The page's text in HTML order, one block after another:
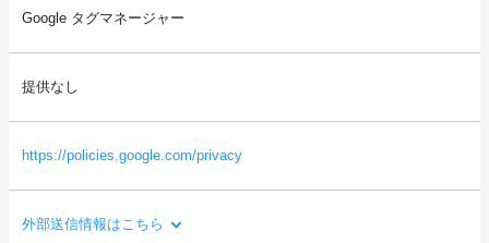
ス、画面解像度など）
ルなど）
Google タグマネージャー
提供なし
https://policies.google.com/privacy
外部送信情報はこちら